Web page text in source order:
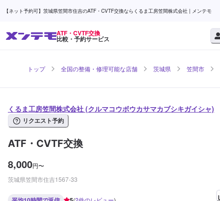
【ネット予約可】茨城県笠間市住吉のATF・CVTF交換ならくるま工房笠間株式会社 | メンテモ
ATF・CVTF交換
比較・予約サービス
トップ 全国の整備・修理可能な店舗 茨城県 笠間市
くるま工房笠間株式会社 (クルマコウボウカサマカブシキガイシャ)
リクエスト予約
ATF・CVTF交換
8,000円〜
茨城県笠間市住吉1567-33